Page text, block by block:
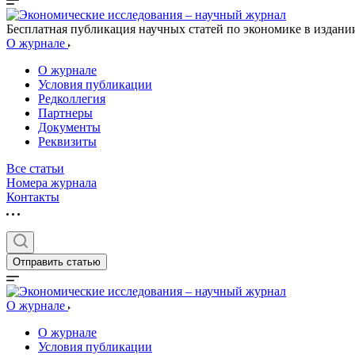
Бесплатная публикация научных статей по экономике в
О журнале
О журнале
Условия публикации
Редколлегия
Партнеры
Документы
Реквизиты
Все статьи
Номера журнала
Контакты
Отправить статью
О журнале
О журнале
Условия публикации